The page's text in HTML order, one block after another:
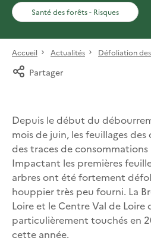
Santé des forêts - Risques
Accueil Actualités Défoliation
Partager
Depuis le début du
mois de juin, les feuillages
des traces de
Impactant les premières
arbres ont été fortement
houppier très peu fourni. La
Loire et le Centre Val de Loire
particulièrement touchés en
cette année.